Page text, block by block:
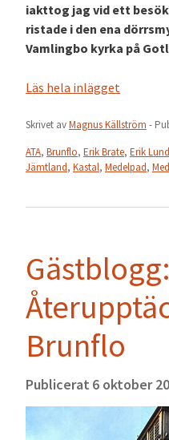
iakttog jag vid ett
ristade i den ena
Vamlingbo kyrka på
Läs hela inlägget
Skrivet avMagnus Källström -
ATA, Brunflo, Erik Brate, Erik
Jämtland, Kastal, Medelpad,
Gästblogg:
Brunflo
Publicerat 6 oktober